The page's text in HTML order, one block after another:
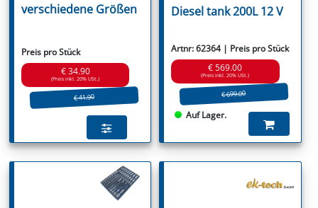
verschiedene Größen
Preis pro Stück
€ 34.90
(Preis inkl. 20% USt.)
€ 41.90
Diesel tank 200L 12 V
Artnr: 62364 | Preis pro Stück
€ 569.00
(Preis inkl. 20% USt.)
€ 699.00
Auf Lager.